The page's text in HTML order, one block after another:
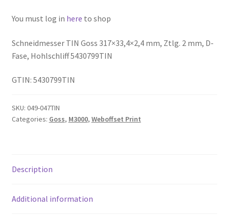
You must log in here to shop
Schneidmesser TIN Goss 317×33,4×2,4 mm, Ztlg. 2 mm, D-
Fase, Hohlschliff 5430799TIN
GTIN: 5430799TIN
SKU: 049-047TIN
Categories: Goss, M3000, Weboffset Print
Description
Additional information